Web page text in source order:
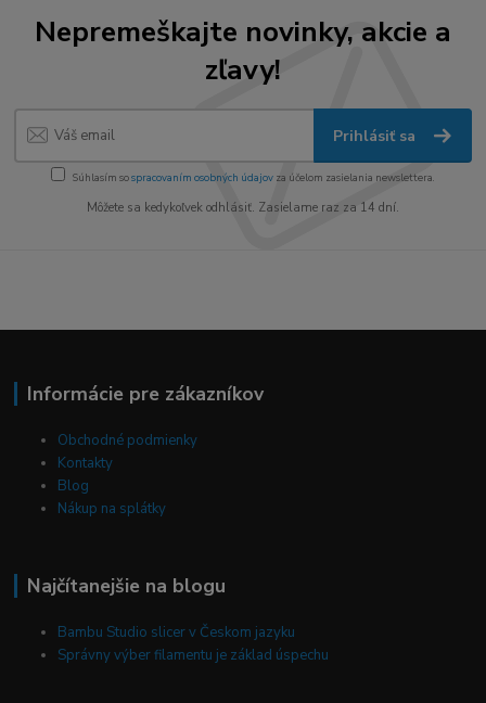
Nepremeškajte novinky, akcie a
zľavy!
Prihlásiť sa
Súhlasím sospracovaním osobných údajov za účelom zasielania newslettera.
Môžete sa kedykoľvek odhlásiť. Zasielame raz za 14 dní.
Informácie pre zákazníkov
Obchodné podmienky
Kontakty
Blog
Nákup na splátky
Najčítanejšie na blogu
Bambu Studio slicer v Českom jazyku
Správny výber filamentu je základ úspechu